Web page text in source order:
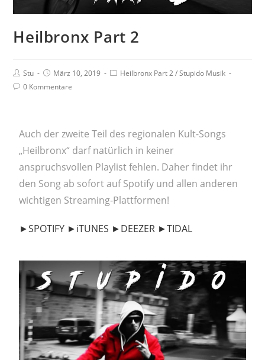
Heilbronx Part 2
Stu März 10, 2019 Heilbronx Part 2/Stupido Musik
0 Kommentare
Auch der zweite Teil des regionalen Kult-Songs
„Heilbronx“ darf natürlich in keiner
anspruchsvollen Playlist fehlen. Daher findet ihr
den Song ab sofort auf Spotify und allen anderen
wichtigen Streaming-Plattformen!
►SPOTIFY ►iTUNES ►DEEZER ►TIDAL